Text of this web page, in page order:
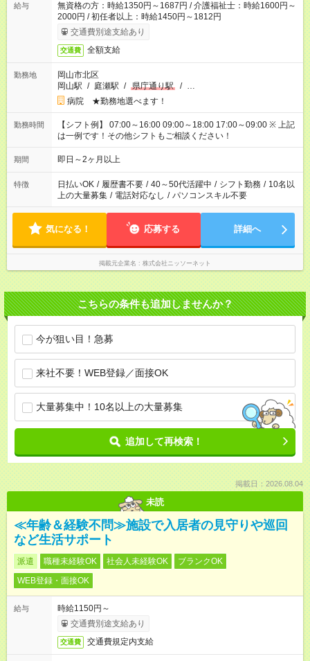
給与
無資格の方：時給1350円～1687円 / 介護福祉士：時給1600円～
2000円 / 初任者以上：時給1450円～1812円
交通費別途支給あり
交通費 全額支給
勤務地
岡山市北区
岡山駅 / 庭瀬駅 / 県庁通り駅 / …
病院 ★勤務地選べます！
勤務時間
【シフト例】 07:00～16:00 09:00～18:00 17:00～09:00 ※ 上記
は一例です！その他シフトもご相談ください！
期間 即日～2ヶ月以上
特徴 日払いOK / 履歴書不要 / 40～50代活躍中 / シフト勤務 / 10名以
上の大量募集 / 電話対応なし / パソコンスキル不要
気になる！ 応募する 詳細へ
掲載元企業名 株式会社ニッソーネット
こちらの条件も追加しませんか？
今が狙い目！急募
来社不要！WEB登録／面接OK
大量募集中！10名以上の大量募集
追加して再検索！
掲載日：2026.08.04
未読
≪年齢＆経験不問≫施設で入居者の見守りや巡回
など生活サポート
派遣 職種未経験OK 社会人未経験OK
ブランクOK
WEB登録・面接OK
給与
時給1150円～
交通費別途支給あり
交通費 交通費規定内支給